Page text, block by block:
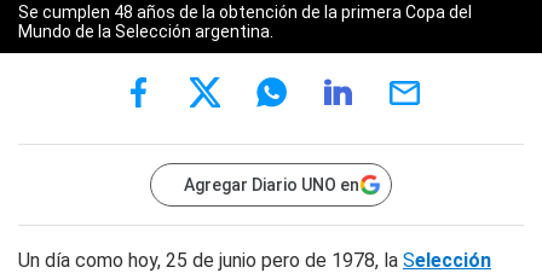
Se cumplen 48 años de la obtención de la primera Copa del
Mundo de la Selección argentina.
Agregar Diario UNO en
Un día como hoy, 25 de junio pero de 1978, la Selección